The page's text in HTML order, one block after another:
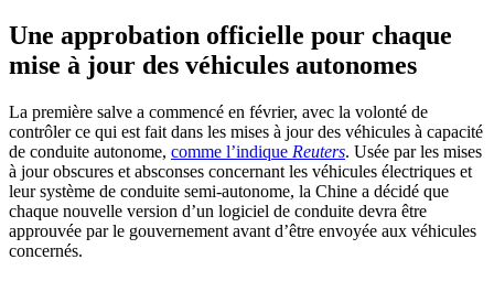
Une approbation officielle pour chaque
mise à jour des véhicules autonomes
La première salve a commencé en février, avec la volonté de
contrôler ce qui est fait dans les mises à jour des véhicules à capacité
de conduite autonome, comme l’indique Reuters. Usée par les mises
à jour obscures et absconses concernant les véhicules électriques et
leur système de conduite semi-autonome, la Chine a décidé que
chaque nouvelle version d’un logiciel de conduite devra être
approuvée par le gouvernement avant d’être envoyée aux véhicules
concernés.